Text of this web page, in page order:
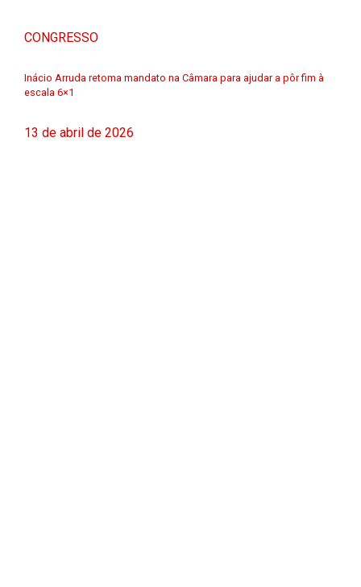
CONGRESSO
Inácio Arruda retoma mandato na Câmara para ajudar a pôr fim à
escala 6×1
13 de abril de 2026